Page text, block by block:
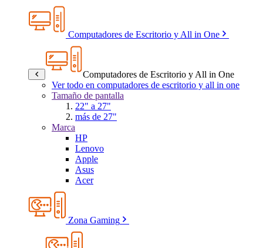
Computadores de Escritorio y All in One
Computadores de Escritorio y All in One
Ver todo en computadores de escritorio y all in one
Tamaño de pantalla
22" a 27"
más de 27"
Marca
HP
Lenovo
Apple
Asus
Acer
Zona Gaming